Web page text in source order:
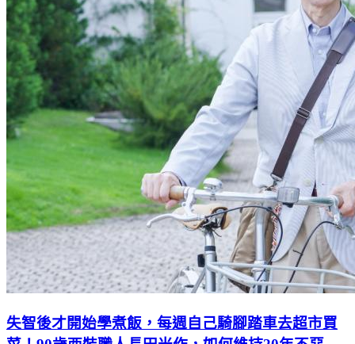
失智後才開始學煮飯，每週自己騎腳踏車去超市買